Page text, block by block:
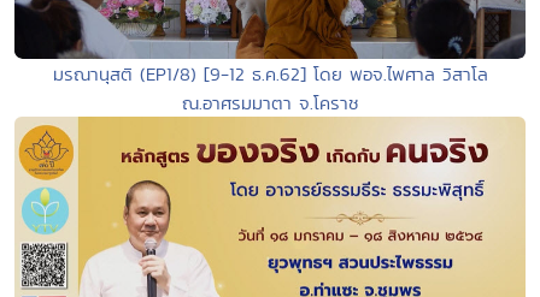
มรณานุสติ (EP1/8) [9-12 ธ.ค.62] โดย พอจ.ไพศาล วิสาโล
ณ.อาศรมมาตา จ.โคราช